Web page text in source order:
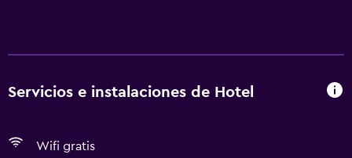
Servicios e instalaciones de Hotel
Wifi gratis